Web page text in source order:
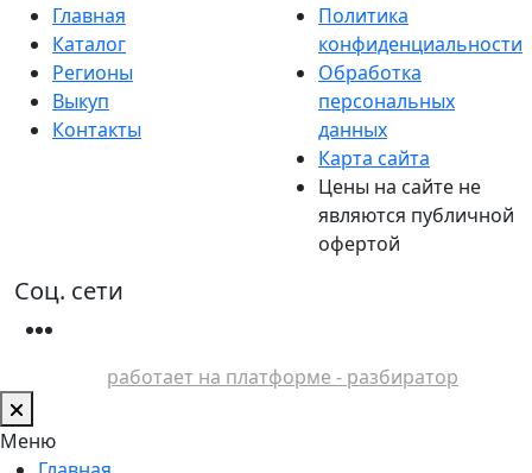
Главная
Каталог
Регионы
Выкуп
Контакты
Политика
конфиденциальности
Обработка
персональных
данных
Карта сайта
Цены на сайте не
являются публичной
офертой
Соц. сети
работает на платформе - разбиратор
Меню